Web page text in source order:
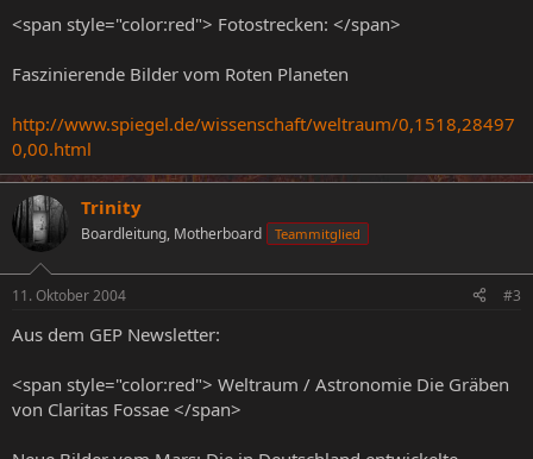
<span style="color:red"> Fotostrecken: </span>
Faszinierende Bilder vom Roten Planeten
http://www.spiegel.de/wissenschaft/weltraum/0,1518,28497
0,00.html
Trinity
Boardleitung, Motherboard Teammitglied
11. Oktober 2004 #3
Aus dem GEP Newsletter:
<span style="color:red"> Weltraum / Astronomie Die Gräben
von Claritas Fossae </span>